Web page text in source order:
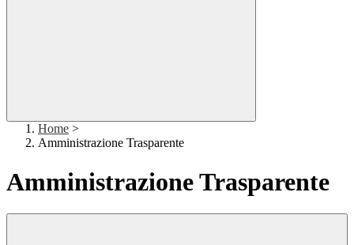
Home >
Amministrazione Trasparente
Amministrazione Trasparente